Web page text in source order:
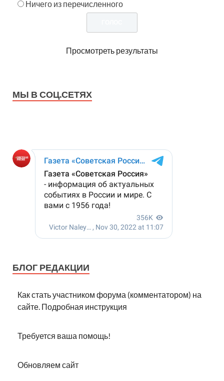
Ничего из перечисленного
Просмотреть результаты
МЫ В СОЦ.СЕТЯХ
БЛОГ РЕДАКЦИИ
Как стать участником форума (комментатором) на
сайте. Подробная инструкция
Требуется ваша помощь!
Обновляем сайт